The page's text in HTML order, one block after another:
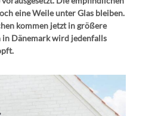
eine Weile unter Glas bleiben.
kommen jetzt in größere
in Dänemark wird jedenfalls